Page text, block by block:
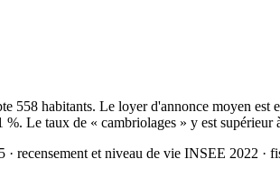
habitants. Le loyer d'annonce moyen
Le taux de « cambriolages » y est
recensement et niveau de vie INSEE 2022 ·